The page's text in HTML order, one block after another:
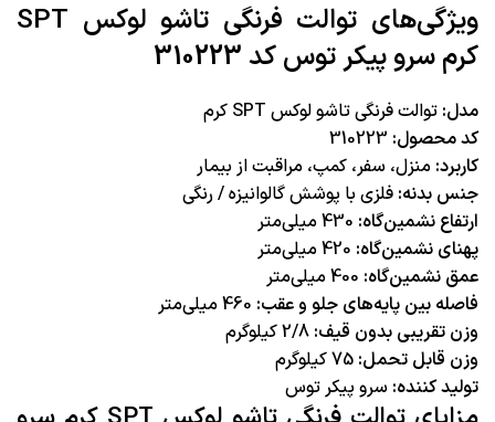
ویژگی‌های توالت فرنگی تاشو لوکس SPT
کرم سرو پیکر توس کد 310223
مدل: توالت فرنگی تاشو لوکس SPT کرم
کد محصول: 310223
کاربرد: منزل، سفر، کمپ، مراقبت از بیمار
جنس بدنه: فلزی با پوشش گالوانیزه / رنگی
ارتفاع نشمين‌گاه:
پهنای نشمين‌گاه:
عمق نشمين‌گاه:
فاصله بين پايه‌هاي جلو و عقب:
وزن تقریبی بدون قیف:
وزن قابل تحمل:
تولید کننده: سرو پیکر توس